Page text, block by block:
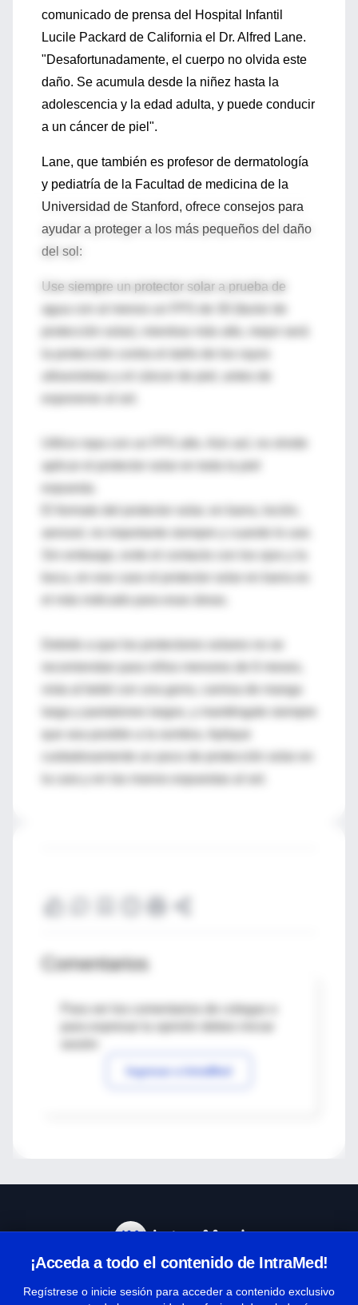
comunicado de prensa del Hospital Infantil
Lucile Packard de California el Dr. Alfred Lane.
"Desafortunadamente, el cuerpo no olvida este
daño. Se acumula desde la niñez hasta la
adolescencia y la edad adulta, y puede conducir
a un cáncer de piel".
Lane, que también es profesor de dermatología
y pediatría de la Facultad de medicina de la
Universidad de Stanford, ofrece consejos para
ayudar a proteger a los más pequeños del daño
del sol:
Use siempre un protector solar a prueba de
agua con al menos un FPS de 30 (factor de
Utilice ropa con un FPS alto. Aún así, no olvide
aplicar el protector solar en toda la piel
Sin embargo, evite el contacto con los ojos y la
vista al bebé con una gorra, camisa de manga
larga y pantalones largos, y manténgale siempre
que sea posible a la sombra. Aplique
Comentarios
Para ver los comentarios de colegas o
Ingresar a IntraMed
¡Acceda a todo el contenido de IntraMed!
Regístrese o inicie sesión para acceder a contenido exclusivo